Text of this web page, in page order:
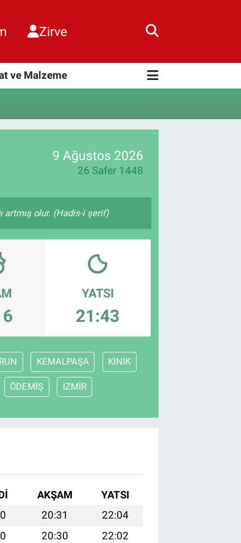
Zirve
ve Malzeme
9 Ağustos 2026
26 Safer 1448
artmış olur. (Hadis-i şerif)
YATSI
21:43
KEMALPAŞA KINIK
ÖDEMİŞ İZMİR
AKŞAM
YATSI
20:31
22:04
20:30
22:02